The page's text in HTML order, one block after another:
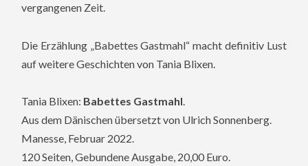
vergangenen Zeit.
Die Erzählung „Babettes Gastmahl“ macht definitiv Lust
auf weitere Geschichten von Tania Blixen.
Tania Blixen: Babettes Gastmahl
Aus dem Dänischen übersetzt von Ulrich Sonnenberg.
Manesse, Februar 2022.
120 Seiten, Gebundene Ausgabe, 20,00 Euro.